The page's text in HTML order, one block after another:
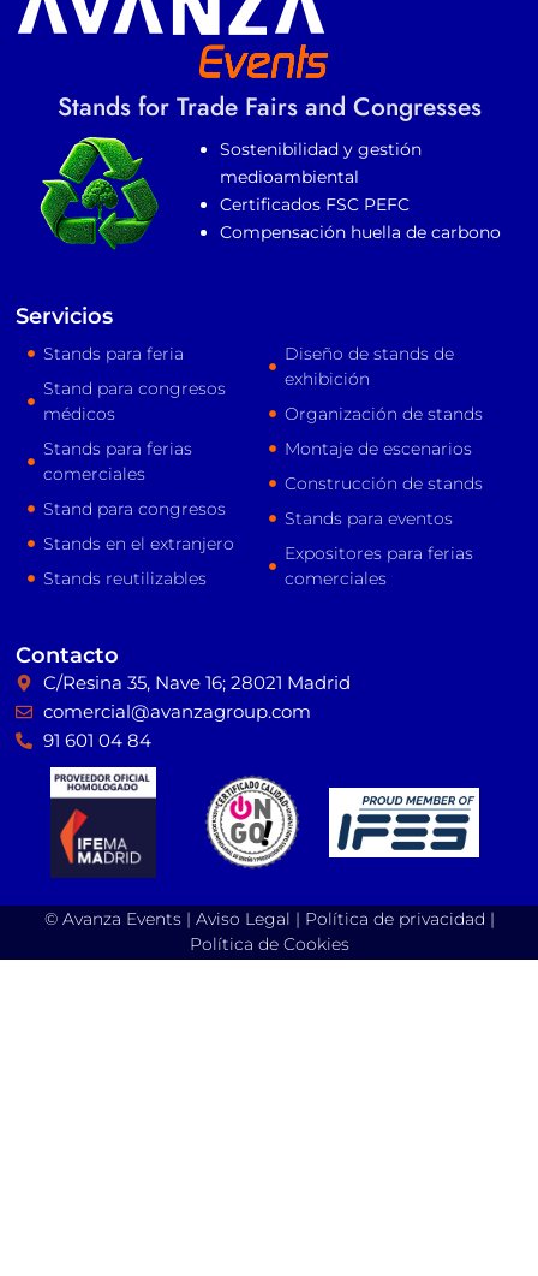
Stands for Trade Fairs and Congresses
Sostenibilidad y gestión
medioambiental
Certificados FSC PEFC
Compensación huella de carbono
Servicios
Stands para feria
Stand para congresos
médicos
Stands para ferias
comerciales
Stand para congresos
Stands en el extranjero
Stands reutilizables
Diseño de stands de
exhibición
Organización de stands
Montaje de escenarios
Construcción de stands
Stands para eventos
Expositores para ferias
comerciales
Contacto
C/Resina 35, Nave 16; 28021 Madrid
comercial@avanzagroup.com
91 601 04 84
© Avanza Events | Aviso Legal | Política de privacidad |
Política de Cookies